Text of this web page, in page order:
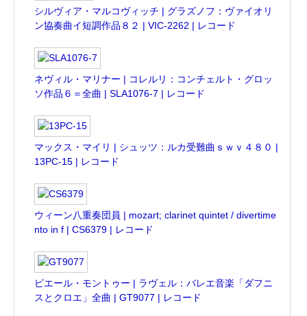
シルヴィア・マルコヴィッチ | グラズノフ：ヴァイオリ
ン協奏曲イ短調作品８２ | VIC-2262 | レコード
ネヴィル・マリナー | コレルリ：コンチェルト・グロッ
ソ作品６＝全曲 | SLA1076-7 | レコード
マックス・マイリ | シュッツ：ルカ受難曲ｓｗｖ４８０ |
13PC-15 | レコード
ウィーン八重奏団員 | mozart; clarinet quintet / divertime
nto in f | CS6379 | レコード
ピエール・モントゥー | ラヴェル：バレエ音楽「ダフニ
スとクロエ」全曲 | GT9077 | レコード